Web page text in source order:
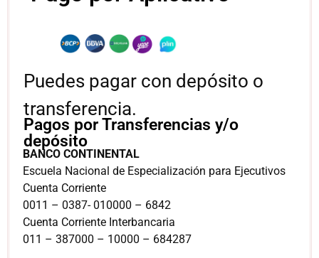
Puedes pagar con depósito o
transferencia.
BANCO CONTINENTAL
Escuela Nacional de Especialización para Ejecutivos
Cuenta Corriente
0011 – 0387- 010000 – 6842
Cuenta Corriente Interbancaria
011 – 387000 – 10000 – 684287
Pagos por Transferencias y/o
depósito